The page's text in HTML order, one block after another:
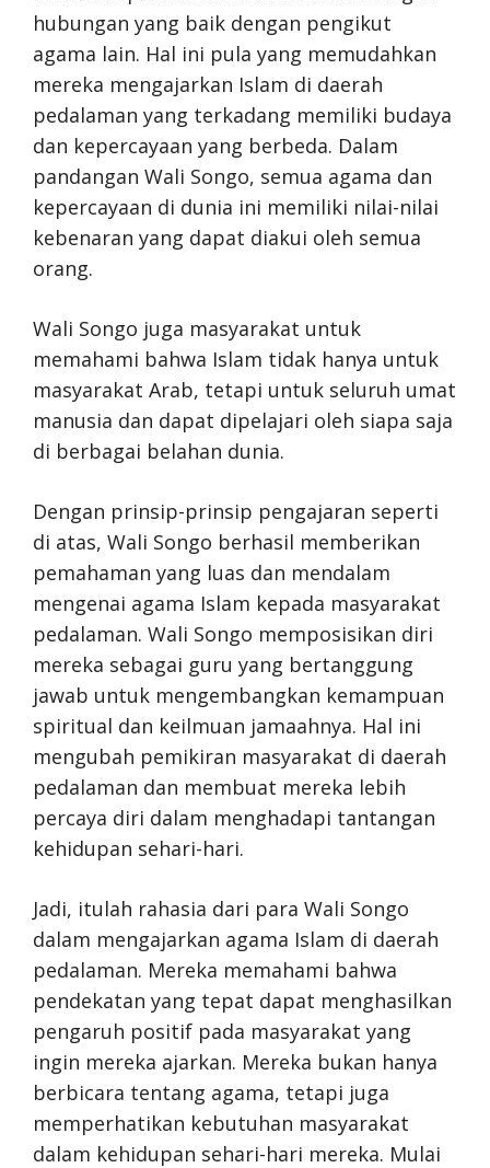
hubungan yang baik dengan pengikut
agama lain. Hal ini pula yang memudahkan
mereka mengajarkan Islam di daerah
pedalaman yang terkadang memiliki budaya
dan kepercayaan yang berbeda. Dalam
pandangan Wali Songo, semua agama dan
kepercayaan di dunia ini memiliki nilai-nilai
kebenaran yang dapat diakui oleh semua
orang.
Wali Songo juga masyarakat untuk
memahami bahwa Islam tidak hanya untuk
masyarakat Arab, tetapi untuk seluruh umat
manusia dan dapat dipelajari oleh siapa saja
di berbagai belahan dunia.
Dengan prinsip-prinsip pengajaran seperti
di atas, Wali Songo berhasil memberikan
pemahaman yang luas dan mendalam
mengenai agama Islam kepada masyarakat
pedalaman. Wali Songo memposisikan diri
mereka sebagai guru yang bertanggung
jawab untuk mengembangkan kemampuan
spiritual dan keilmuan jamaahnya. Hal ini
mengubah pemikiran masyarakat di daerah
pedalaman dan membuat mereka lebih
percaya diri dalam menghadapi tantangan
kehidupan sehari-hari.
Jadi, itulah rahasia dari para Wali Songo
dalam mengajarkan agama Islam di daerah
pedalaman. Mereka memahami bahwa
pendekatan yang tepat dapat menghasilkan
pengaruh positif pada masyarakat yang
ingin mereka ajarkan. Mereka bukan hanya
berbicara tentang agama, tetapi juga
memperhatikan kebutuhan masyarakat
dalam kehidupan sehari-hari mereka. Mulai